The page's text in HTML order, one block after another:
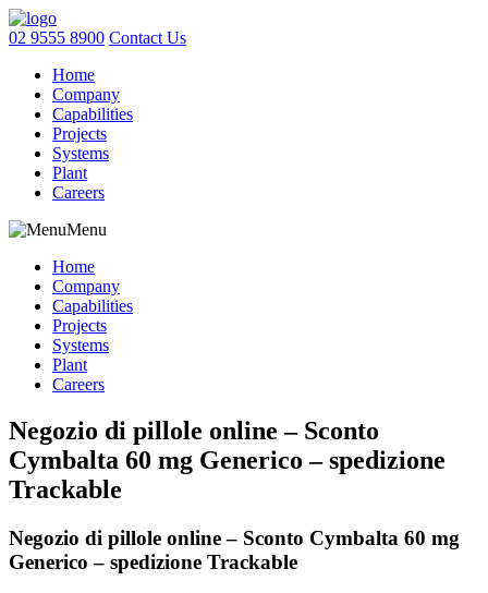
02 9555 8900 Contact Us
Home
Company
Capabilities
Projects
Systems
Plant
Careers
Menu
Home
Company
Capabilities
Projects
Systems
Plant
Careers
Negozio di pillole online – Sconto
Cymbalta 60 mg Generico – spedizione
Trackable
Negozio di pillole online – Sconto Cymbalta 60 mg
Generico – spedizione Trackable